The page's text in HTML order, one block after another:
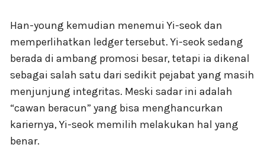
Han-young kemudian menemui Yi-seok dan
memperlihatkan ledger tersebut. Yi-seok sedang
berada di ambang promosi besar, tetapi ia dikenal
sebagai salah satu dari sedikit pejabat yang masih
menjunjung integritas. Meski sadar ini adalah
“cawan beracun” yang bisa menghancurkan
kariernya, Yi-seok memilih melakukan hal yang
benar.